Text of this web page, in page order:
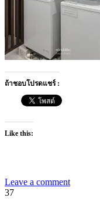
ถ้าชอบโปรดแชร์ :
Like this:
Leave a comment
37